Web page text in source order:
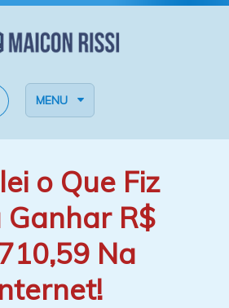
MENU
o Que Fiz
Ganhar R$
Na